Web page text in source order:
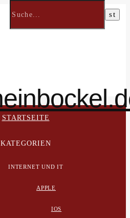
STARTSEITE
KATEGORIEN
INTERNET UND IT
APPLE
IOS